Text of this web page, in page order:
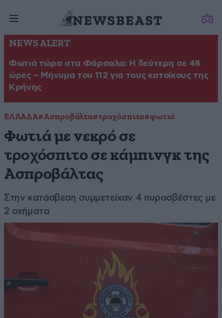
NEWS ALERT
Φωτιά τώρα στα Φάρσαλα: Η δεύτερη σε 48
ώρες – Μήνυμα του 112 για τους κατοίκους της
Κρήνης
ΕΛΛΑΔΑ#Ασπροβάλτα#τροχόσπιτο#φωτιά
Φωτιά με νεκρό σε
τροχόσπιτο σε κάμπινγκ της
Ασπροβάλτας
Στην κατάσβεση συμμετείχαν 4 πυροσβέστες με
2 οχήματα